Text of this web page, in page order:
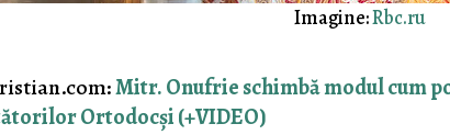
Imagine:Rbc.ru
Mitr. Onufrie schimbă modul cum
Ortodocși (+VIDEO)